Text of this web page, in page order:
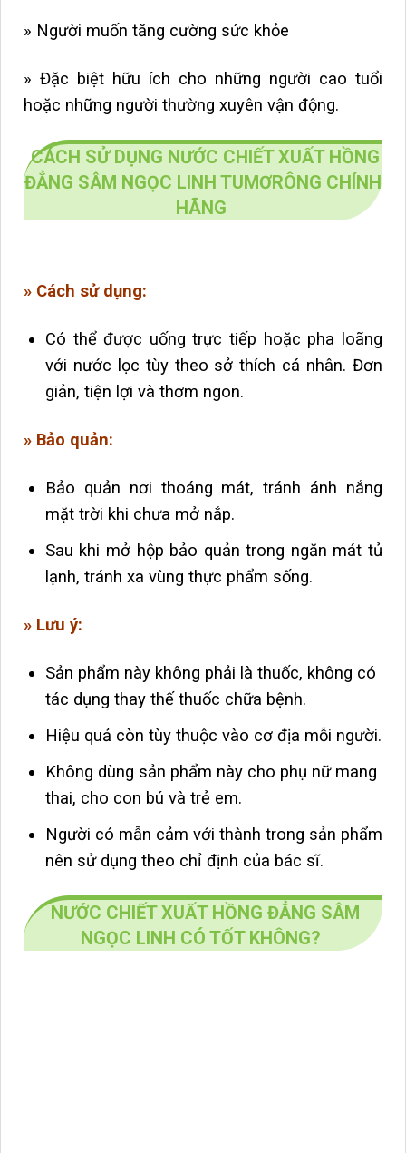
» Người muốn tăng cường sức khỏe
» Đặc biệt hữu ích cho những người cao tuổi
hoặc những người thường xuyên vận động.
CÁCH SỬ DỤNG NƯỚC CHIẾT XUẤT HỒNG
ĐẲNG SÂM NGỌC LINH TUMƠRÔNG CHÍNH
HÃNG
» Cách sử dụng:
Có thể được uống trực tiếp hoặc pha loãng
với nước lọc tùy theo sở thích cá nhân. Đơn
giản, tiện lợi và thơm ngon.
» Bảo quản:
Bảo quản nơi thoáng mát, tránh ánh nắng
mặt trời khi chưa mở nắp.
Sau khi mở hộp bảo quản trong ngăn mát tủ
lạnh, tránh xa vùng thực phẩm sống.
» Lưu ý:
Sản phẩm này không phải là thuốc, không có
tác dụng thay thế thuốc chữa bệnh.
Hiệu quả còn tùy thuộc vào cơ địa mỗi người.
Không dùng sản phẩm này cho phụ nữ mang
thai, cho con bú và trẻ em.
Người có mẫn cảm với thành trong sản phẩm
nên sử dụng theo chỉ định của bác sĩ.
NƯỚC CHIẾT XUẤT HỒNG ĐẲNG SÂM
NGỌC LINH CÓ TỐT KHÔNG?